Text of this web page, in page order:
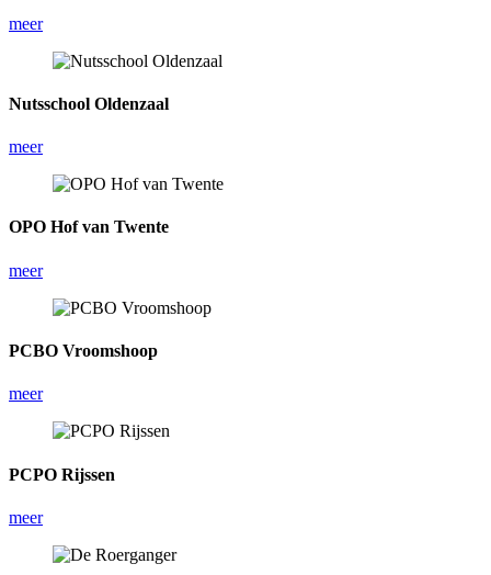
meer
Nutsschool Oldenzaal
meer
OPO Hof van Twente
meer
PCBO Vroomshoop
meer
PCPO Rijssen
meer